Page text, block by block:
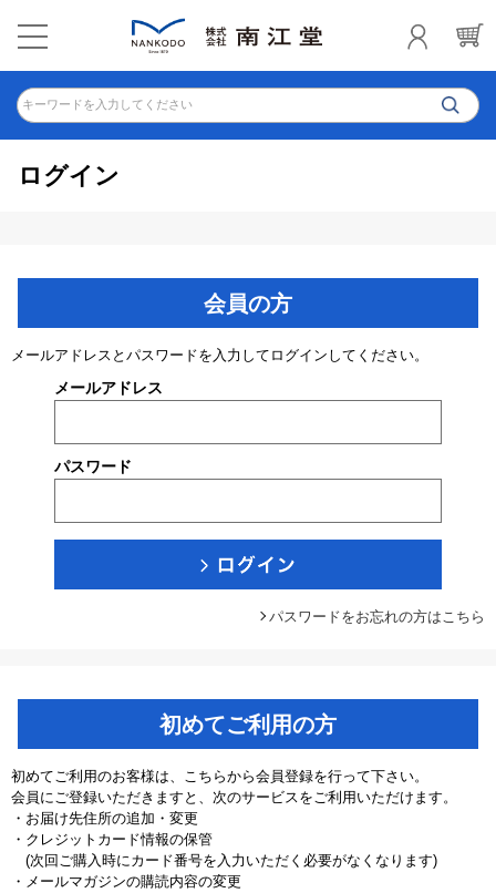
キーワードを入力してください
ログイン
会員の方
メールアドレスとパスワードを入力してログインしてください。
メールアドレス
パスワード
パスワードをお忘れの方はこちら
初めてご利用の方
初めてご利用のお客様は、こちらから会員登録を行って下さい。
会員にご登録いただきますと、次のサービスをご利用いただけます。
・お届け先住所の追加・変更
・クレジットカード情報の保管
(次回ご購入時にカード番号を入力いただく必要がなくなります)
・メールマガジンの購読内容の変更